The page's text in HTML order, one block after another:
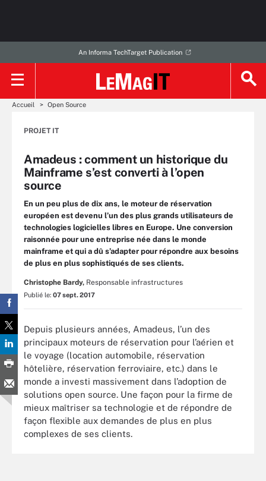
An Informa TechTarget Publication
Accueil Open Source
PROJET IT
Amadeus : comment un historique du
Mainframe s’est converti à l’open
source
En un peu plus de dix ans, le moteur de réservation
européen est devenu l’un des plus grands utilisateurs de
technologies logicielles libres en Europe. Une conversion
raisonnée pour une entreprise née dans le monde
mainframe et qui a dû s’adapter pour répondre aux besoins
de plus en plus sophistiqués de ses clients.
Christophe Bardy, Responsable infrastructures
Publié le: 07 sept. 2017
Depuis plusieurs années, Amadeus, l’un des
principaux moteurs de réservation pour l’aérien et
le voyage (location automobile, réservation
hôtelière, réservation ferroviaire, etc.) dans le
monde a investi massivement dans l’adoption de
solutions open source. Une façon pour la firme de
mieux maîtriser sa technologie et de répondre de
façon flexible aux demandes de plus en plus
complexes de ses clients.